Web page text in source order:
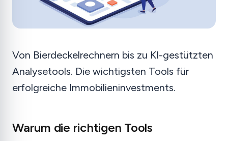
Von Bierdeckelrechnern bis zu KI-gestützten
Analysetools. Die wichtigsten Tools für
erfolgreiche Immobilieninvestments.
Warum die richtigen Tools